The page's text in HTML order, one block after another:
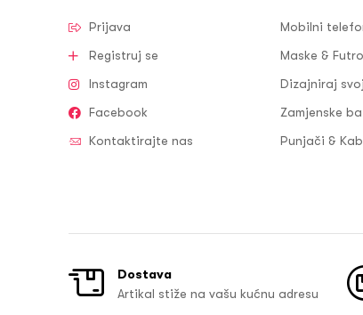
Prijava
Registruj se
Instagram
Facebook
Kontaktirajte nas
Mobilni
Maske &
Dizajniraj
Zamjenske
Punjači &
Dostava
Artikal stiže na vašu kućnu adresu